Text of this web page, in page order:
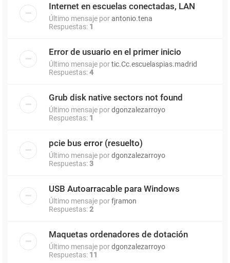
Internet en escuelas conectadas, LAN
Último mensaje porantonio.tena
Respuestas: 1
Error de usuario en el primer inicio
Último mensaje portic.Cc.escuelaspias.madrid
Respuestas:4
Grub disk native sectors not found
Último mensaje pordgonzalezarroyo
Respuestas: 1
pcie bus error (resuelto)
Último mensaje pordgonzalezarroyo
Respuestas:3
USB Autoarracable para Windows
Último mensaje porfjramon
Respuestas:2
Maquetas ordenadores de dotación
Último mensaje pordgonzalezarroyo
Respuestas: 11